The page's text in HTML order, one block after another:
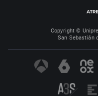
Copyright ©
San Sebastián